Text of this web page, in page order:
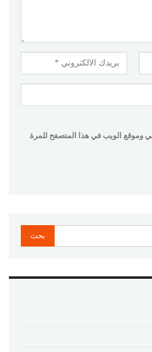
وموقع الويب في هذا المتصفح للمرة